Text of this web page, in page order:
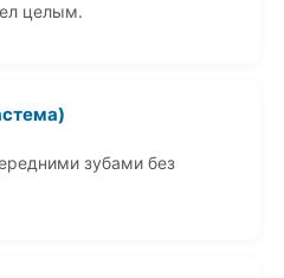
целым.
зубами без